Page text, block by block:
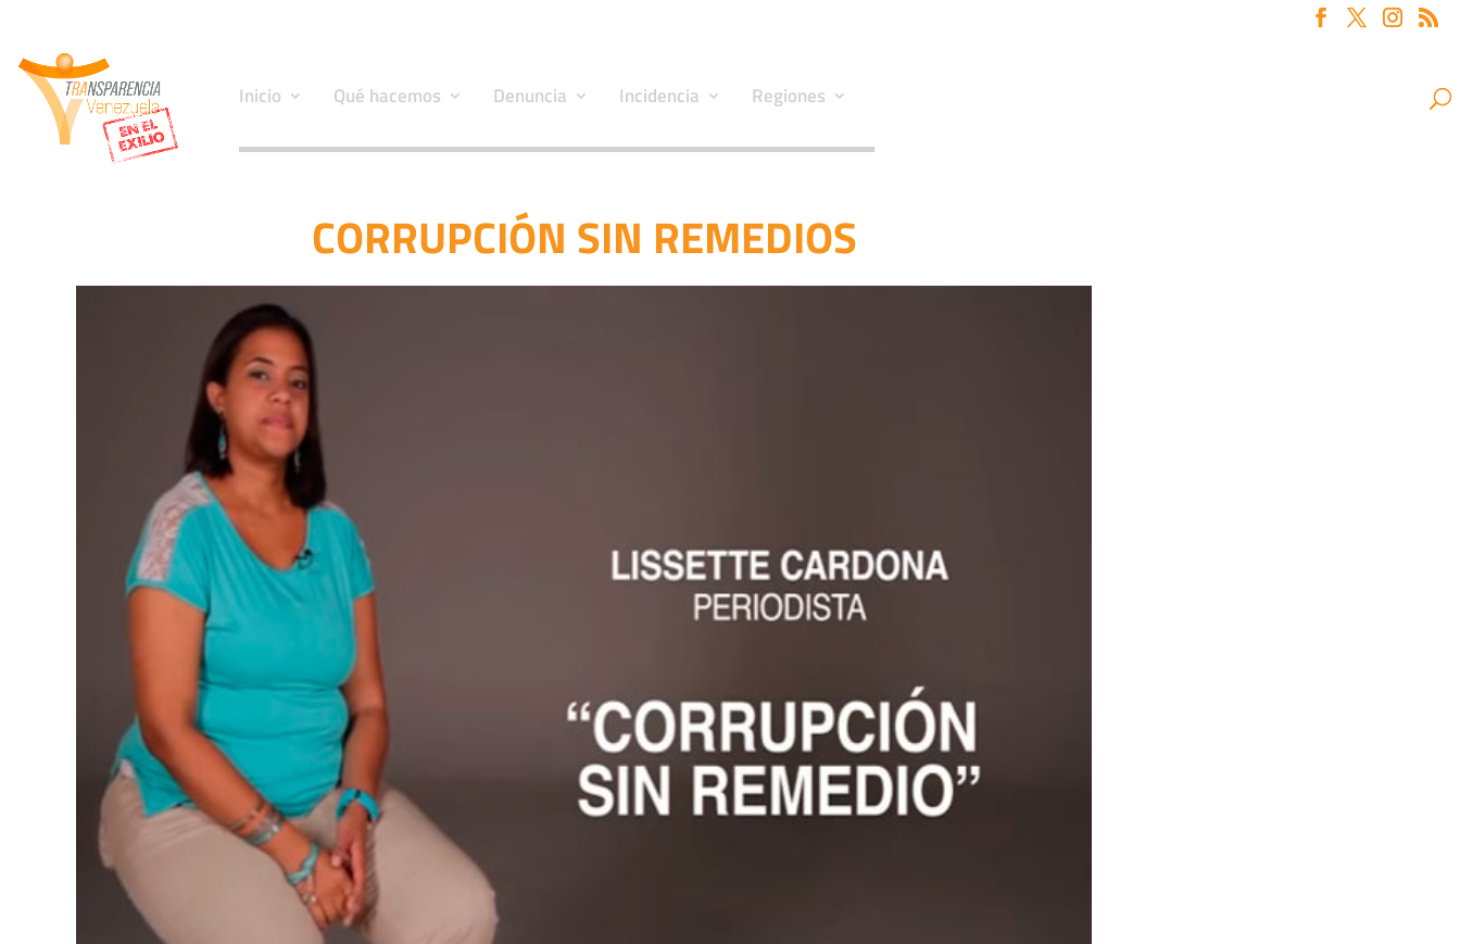
Inicio Qué hacemos Denuncia Incidencia Regiones
CORRUPCIÓN SIN REMEDIOS